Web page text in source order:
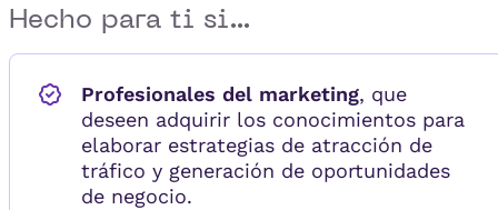
Hecho para ti si...
Profesionales del marketing, que
deseen adquirir los conocimientos para
elaborar estrategias de atracción de
tráfico y generación de oportunidades
de negocio.